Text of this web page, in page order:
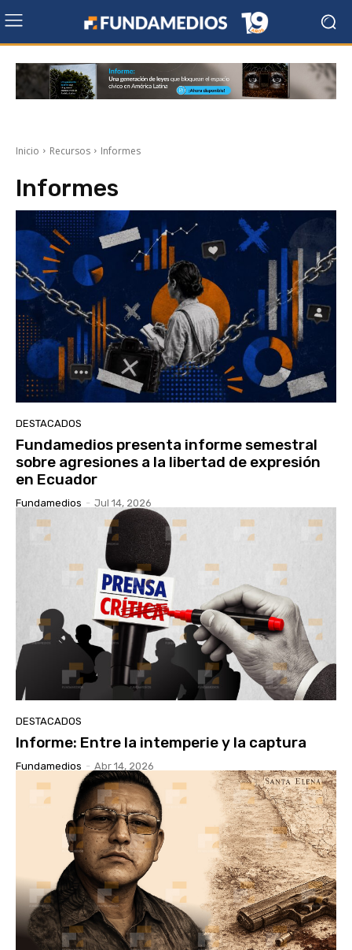
Inicio Recursos Informes
Informes
DESTACADOS
Fundamedios presenta informe semestral
sobre agresiones a la libertad de expresión
en Ecuador
Fundamedios - Jul 14, 2026
DESTACADOS
Informe: Entre la intemperie y la captura
Fundamedios - Abr 14, 2026